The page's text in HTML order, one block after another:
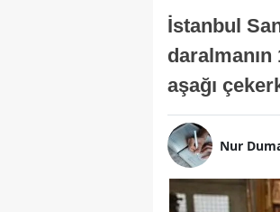
İstanbul
aşağı
Nur